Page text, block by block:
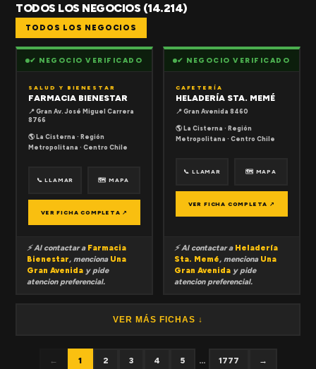
TODOS LOS NEGOCIOS (14.214)
TODOS LOS NEGOCIOS
✔ NEGOCIO VERIFICADO
SALUD Y BIENESTAR
FARMACIA BIENESTAR
📍 Gran Av. José Miguel Carrera
8766
🌎 La Cisterna · Región
Metropolitana · Centro Chile
📞 LLAMAR 🗺 MAPA
VER FICHA COMPLETA ↗
⚡ Al contactar a Farmacia
Bienestar, menciona Una
Gran Avenida y pide
atencion preferencial.
✔ NEGOCIO VERIFICADO
CAFETERÍA
HELADERÍA STA. MEMÉ
📍 Gran Avenida 8460
🌎 La Cisterna · Región
Metropolitana · Centro Chile
📞 LLAMAR 🗺 MAPA
VER FICHA COMPLETA ↗
⚡ Al contactar a Heladería
Sta. Memé, menciona Una
Gran Avenida y pide
atencion preferencial.
VER MÁS FICHAS ↓
← 1 2 3 4 5 ... 1777
→